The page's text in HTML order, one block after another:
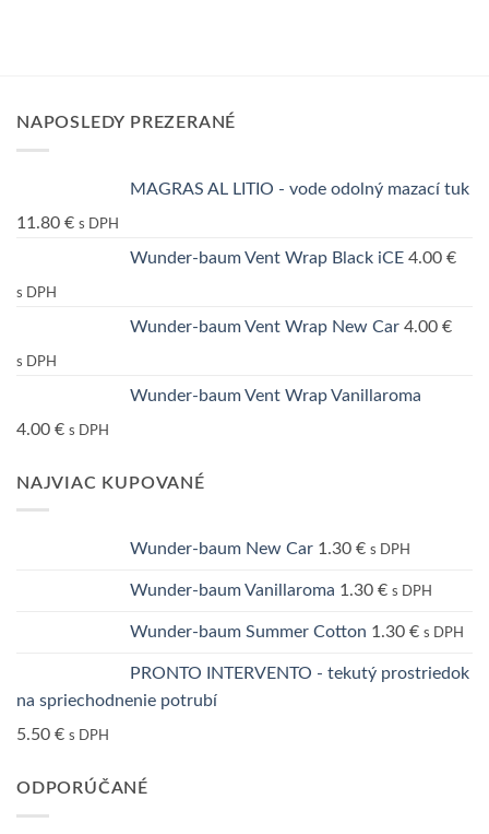
NAPOSLEDY PREZERANÉ
MAGRAS AL LITIO - vode odolný mazací tuk
11.80 € s DPH
Wunder-baum Vent Wrap Black iCE 4.00 €
s DPH
Wunder-baum Vent Wrap New Car 4.00 €
s DPH
Wunder-baum Vent Wrap Vanillaroma
4.00 € s DPH
NAJVIAC KUPOVANÉ
Wunder-baum New Car 1.30 € s DPH
Wunder-baum Vanillaroma 1.30 € s DPH
Wunder-baum Summer Cotton 1.30 € s DPH
PRONTO INTERVENTO - tekutý prostriedok
na spriechodnenie potrubí
5.50 € s DPH
ODPORÚČANÉ